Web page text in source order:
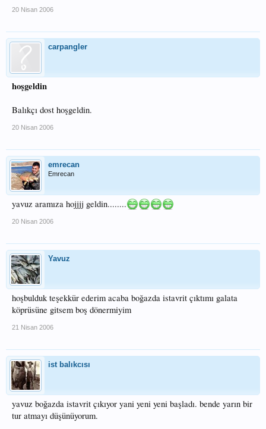
20 Nisan 2006
carpangler
hoşgeldin
Balıkçı dost hoşgeldin.
20 Nisan 2006
emrecan
Emrecan
yavuz aramıza hojjjj geldin........
20 Nisan 2006
Yavuz
hoşbulduk teşekkür ederim acaba boğazda istavrit çıktımı galata
köprüsüne gitsem boş dönermiyim
21 Nisan 2006
ist balıkcısı
yavuz boğazda istavrit çıkıyor yani yeni yeni başladı. bende yarın bir
tur atmayı düşünüyorum.